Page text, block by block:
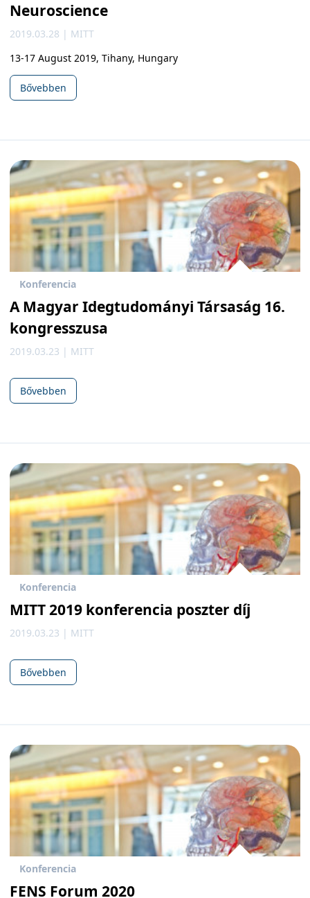
Neuroscience
2019.03.28 | MITT
13-17 August 2019, Tihany, Hungary
Bővebben
Konferencia
A Magyar Idegtudományi Társaság 16.
kongresszusa
2019.03.23 | MITT
Bővebben
Konferencia
MITT 2019 konferencia poszter díj
2019.03.23 | MITT
Bővebben
Konferencia
FENS Forum 2020